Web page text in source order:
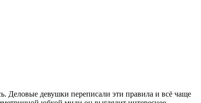
Деловые девушки переписали эти правила и всё чаще